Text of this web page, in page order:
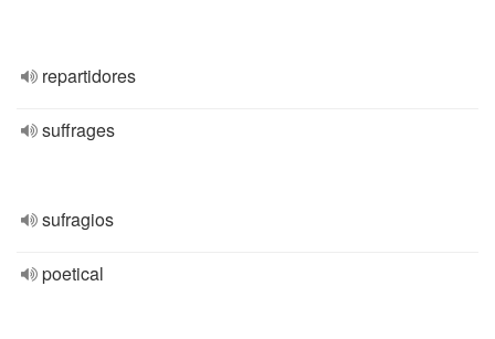
repartidores
suffrages
sufragios
poetical